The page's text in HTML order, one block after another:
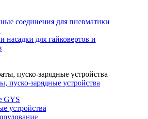
соединения для пневматики
насадки для гайковертов и
пуско-зарядные устройства
GYS
устройства